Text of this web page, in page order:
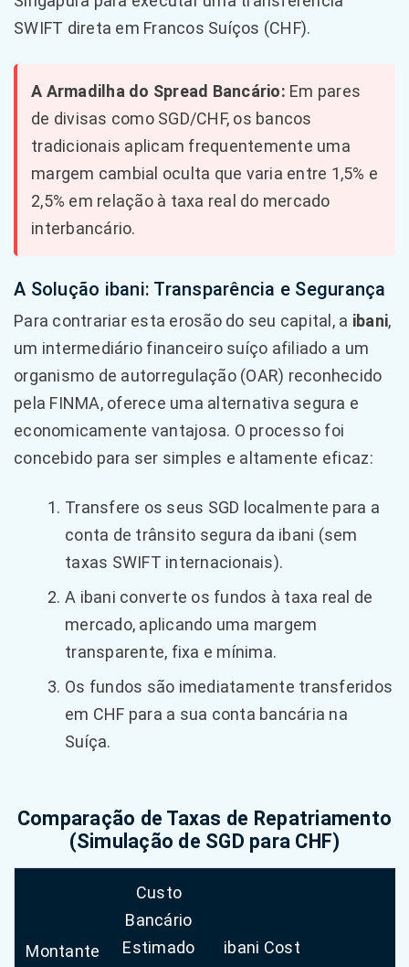
SWIFT direta em Francos Suíços (CHF).
A Armadilha do Spread Bancário: Em pares
de divisas como SGD/CHF, os bancos
tradicionais aplicam frequentemente uma
margem cambial oculta que varia entre 1,5% e
2,5% em relação à taxa real do mercado
interbancário.
A Solução ibani: Transparência e Segurança
Para contrariar esta erosão do seu capital, a ibani,
um intermediário financeiro suíço afiliado a um
organismo de autorregulação (OAR) reconhecido
pela FINMA, oferece uma alternativa segura e
economicamente vantajosa. O processo foi
concebido para ser simples e altamente eficaz:
Transfere os seus SGD localmente para a
conta de trânsito segura da ibani (sem
taxas SWIFT internacionais).
A ibani converte os fundos à taxa real de
mercado, aplicando uma margem
transparente, fixa e mínima.
Os fundos são imediatamente transferidos
em CHF para a sua conta bancária na
Suíça.
Comparação de Taxas de Repatriamento
(Simulação de SGD para CHF)
Montante
Custo
Bancário
Estimado
ibani Cost